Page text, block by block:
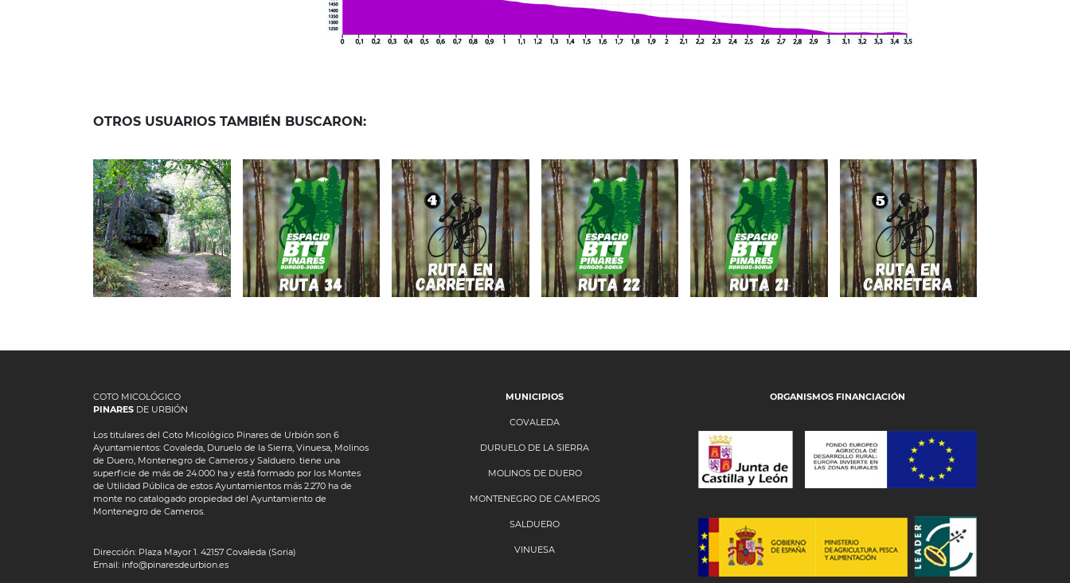
OTROS USUARIOS TAMBIÉN BUSCARON:
16 de diciembre de 2020
RUTA DE LA
CALZADA
ROMANA
26 de abril de 2022
RUTA BTT 34
– ENLACE
RUTAS 17, 18,
21
24 de abril de 2022
RUTA 4 –
VUELTA AL
PANTANO DE
LA CUERDA
DEL POZO
26 de abril de 2022
RUTA BTT 22
–
VALLILENGUA
1 de abril de 2022
RUTA BTT 21
– MIRADOR
DE CUEVA
MUJERES
24 de abril de 2022
RUTA 5 –
CAÑÓN DEL
RÍO LOBOS
COTO MICOLÓGICO
PINARES DE URBIÓN
Los titulares del Coto Micológico Pinares de Urbión son 6
Ayuntamientos: Covaleda, Duruelo de la Sierra, Vinuesa, Molinos
de Duero, Montenegro de Cameros y Salduero. tiene una
superficie de más de 24.000 ha y está formado por los Montes
de Utilidad Pública de estos Ayuntamientos más 2.270 ha de
monte no catalogado propiedad del Ayuntamiento de
Montenegro de Cameros.
Dirección: Plaza Mayor 1. 42157 Covaleda (Soria)
Email: info@pinaresdeurbion.es
MUNICIPIOS
COVALEDA
DURUELO DE LA SIERRA
MOLINOS DE DUERO
MONTENEGRO DE CAMEROS
SALDUERO
VINUESA
ORGANISMOS FINANCIACIÓN